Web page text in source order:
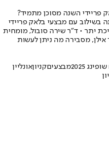
עם מבצעי בלאק פריידי
יתר • ד"ר שירה סובול, מומחית
אילן, מסבירה מה ניתן לעשות
2025 מבצעיםקניוןאונליין